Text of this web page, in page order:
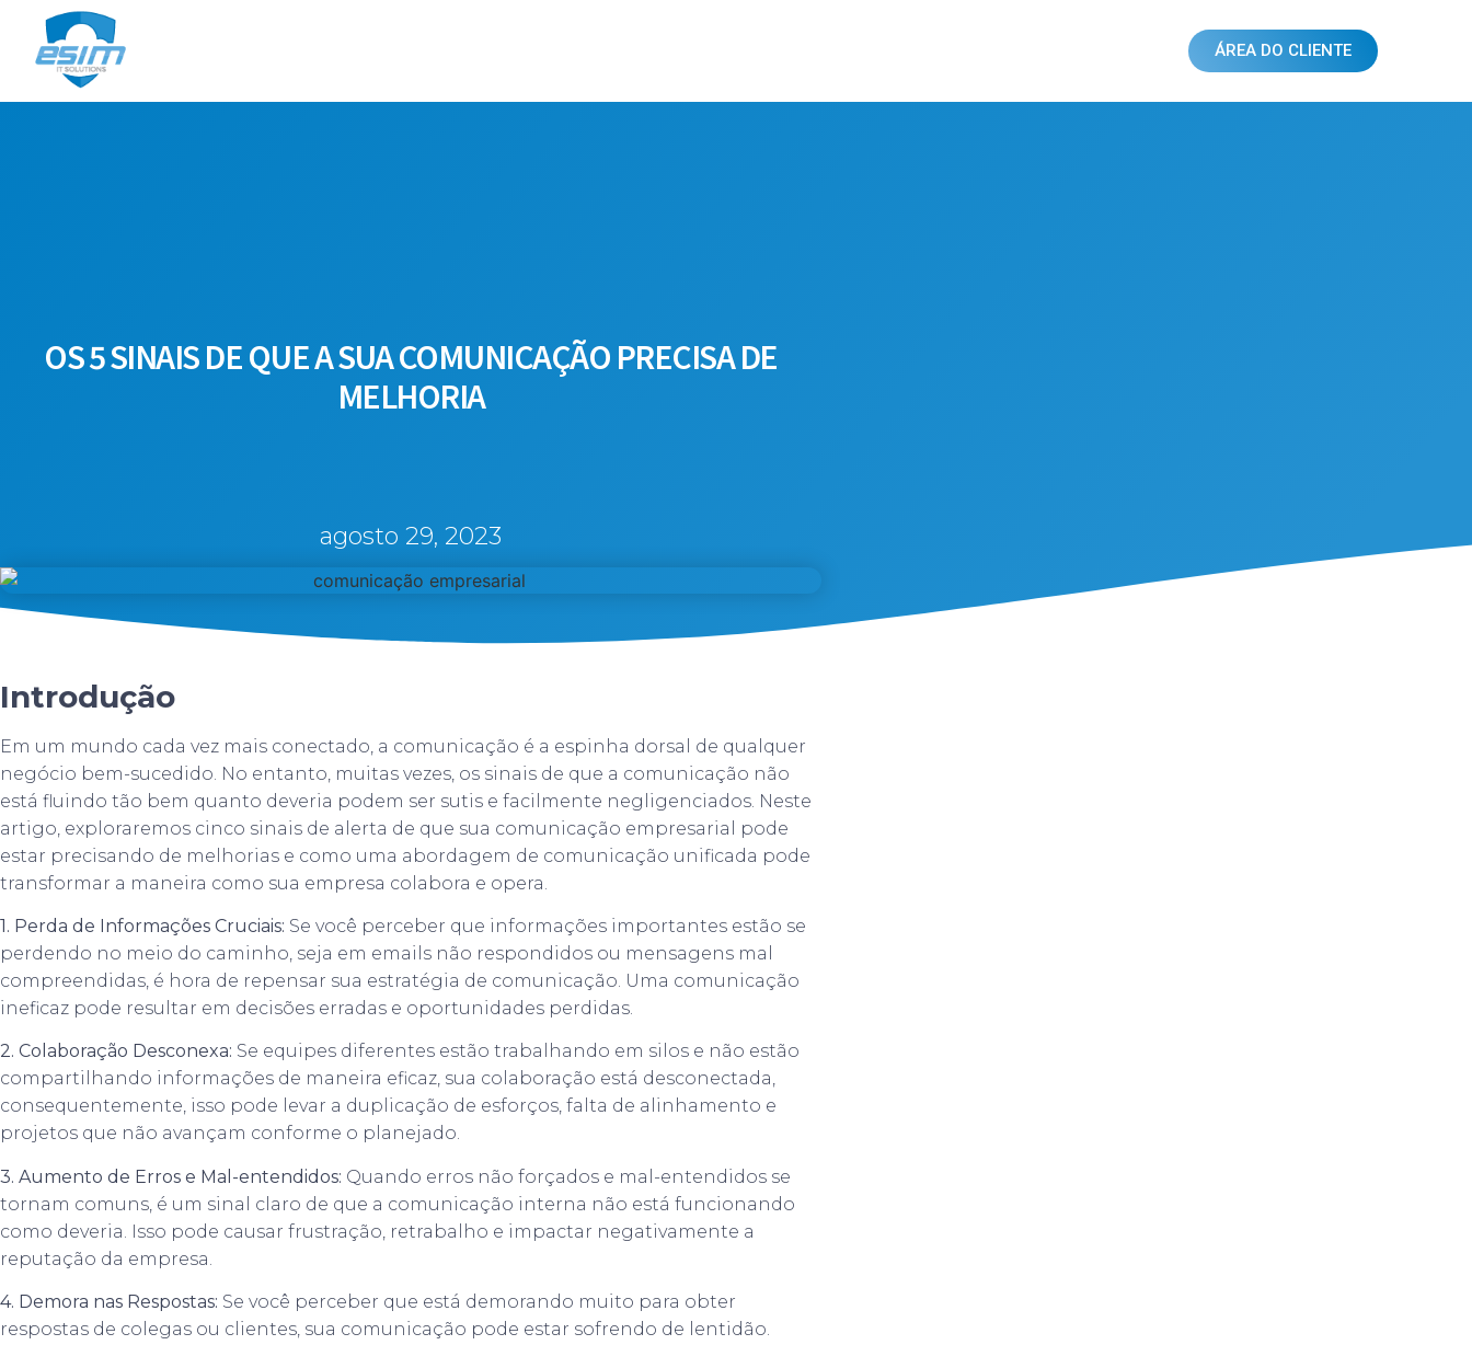
ÁREA DO CLIENTE
OS 5 SINAIS DE QUE A SUA COMUNICAÇÃO PRECISA DE
MELHORIA
agosto 29, 2023
Introdução
Em um mundo cada vez mais conectado, a comunicação é a espinha dorsal de qualquer
negócio bem-sucedido. No entanto, muitas vezes, os sinais de que a comunicação não
está fluindo tão bem quanto deveria podem ser sutis e facilmente negligenciados. Neste
artigo, exploraremos cinco sinais de alerta de que sua comunicação empresarial pode
estar precisando de melhorias e como uma abordagem de comunicação unificada pode
transformar a maneira como sua empresa colabora e opera.
1. Perda de Informações Cruciais: Se você perceber que informações importantes estão se
perdendo no meio do caminho, seja em emails não respondidos ou mensagens mal
compreendidas, é hora de repensar sua estratégia de comunicação. Uma comunicação
ineficaz pode resultar em decisões erradas e oportunidades perdidas.
2. Colaboração Desconexa: Se equipes diferentes estão trabalhando em silos e não estão
compartilhando informações de maneira eficaz, sua colaboração está desconectada,
consequentemente, isso pode levar a duplicação de esforços, falta de alinhamento e
projetos que não avançam conforme o planejado.
3. Aumento de Erros e Mal-entendidos: Quando erros não forçados e mal-entendidos se
tornam comuns, é um sinal claro de que a comunicação interna não está funcionando
como deveria. Isso pode causar frustração, retrabalho e impactar negativamente a
reputação da empresa.
4. Demora nas Respostas: Se você perceber que está demorando muito para obter
respostas de colegas ou clientes, sua comunicação pode estar sofrendo de lentidão.